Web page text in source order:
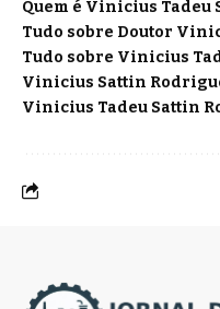
Quem é Vinicius Tadeu
Tudo sobre Doutor
Tudo sobre Vinicius
Vinicius Sattin
Vinicius Tadeu Sattin